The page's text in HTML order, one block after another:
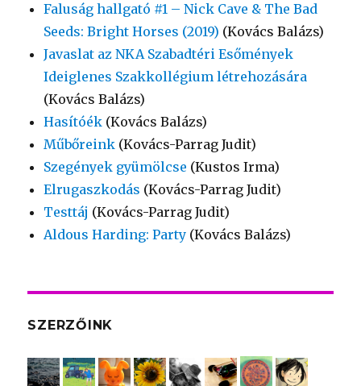
Faluság hallgató #1 – Nick Cave & The Bad
Seeds: Bright Horses (2019) (Kovács Balázs)
Javaslat az NKA Szabadtéri Esőmények
Ideiglenes Szakkollégium létrehozására
(Kovács Balázs)
Hasítóék (Kovács Balázs)
Műbőreink (Kovács-Parrag Judit)
Szegények gyümölcse (Kustos Irma)
Elrugaszkodás (Kovács-Parrag Judit)
Testtáj (Kovács-Parrag Judit)
Aldous Harding: Party (Kovács Balázs)
SZERZŐINK